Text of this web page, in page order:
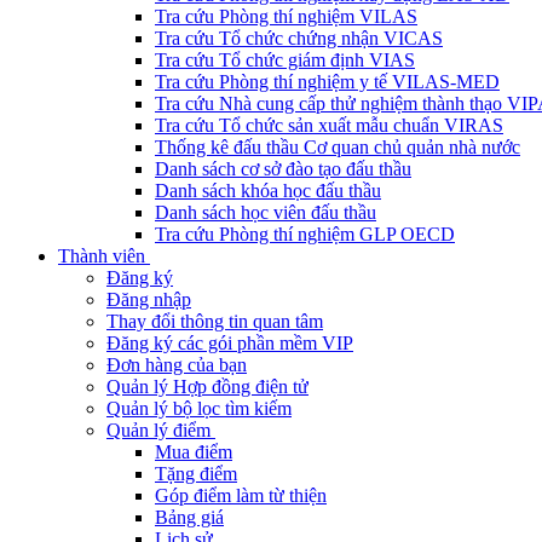
Tra cứu Phòng thí nghiệm VILAS
Tra cứu Tổ chức chứng nhận VICAS
Tra cứu Tổ chức giám định VIAS
Tra cứu Phòng thí nghiệm y tế VILAS-MED
Tra cứu Nhà cung cấp thử nghiệm thành thạo
Tra cứu Tổ chức sản xuất mẫu chuẩn VIRAS
Thống kê đấu thầu Cơ quan chủ quản nhà nước
Danh sách cơ sở đào tạo đấu thầu
Danh sách khóa học đấu thầu
Danh sách học viên đấu thầu
Tra cứu Phòng thí nghiệm GLP OECD
Thành viên
Đăng ký
Đăng nhập
Thay đổi thông tin quan tâm
Đăng ký các gói phần mềm VIP
Đơn hàng của bạn
Quản lý Hợp đồng điện tử
Quản lý bộ lọc tìm kiếm
Quản lý điểm
Mua điểm
Tặng điểm
Góp điểm làm từ thiện
Bảng giá